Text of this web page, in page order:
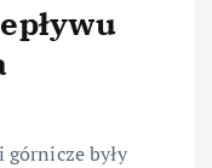
górnicze były